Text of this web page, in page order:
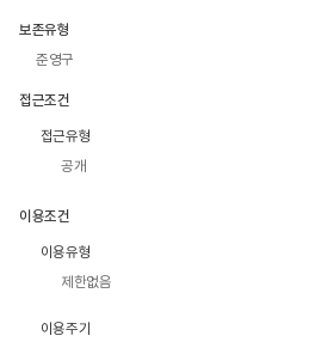
보존유형
준영구
접근조건
접근유형
공개
이용조건
이용유형
제한없음
이용주기